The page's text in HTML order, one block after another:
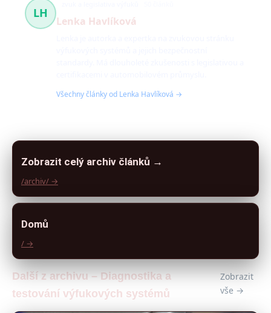
LH
Lenka Havlíková
Všechny články od Lenka Havlíková →
Zobrazit celý archiv článků →
/archiv/ →
Domů
/ →
Další z archivu – Diagnostika a
testování výfukových systémů
Zobrazit
vše →